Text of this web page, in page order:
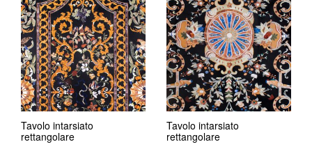
Tavolo intarsiato
rettangolare
Tavolo intarsiato
rettangolare